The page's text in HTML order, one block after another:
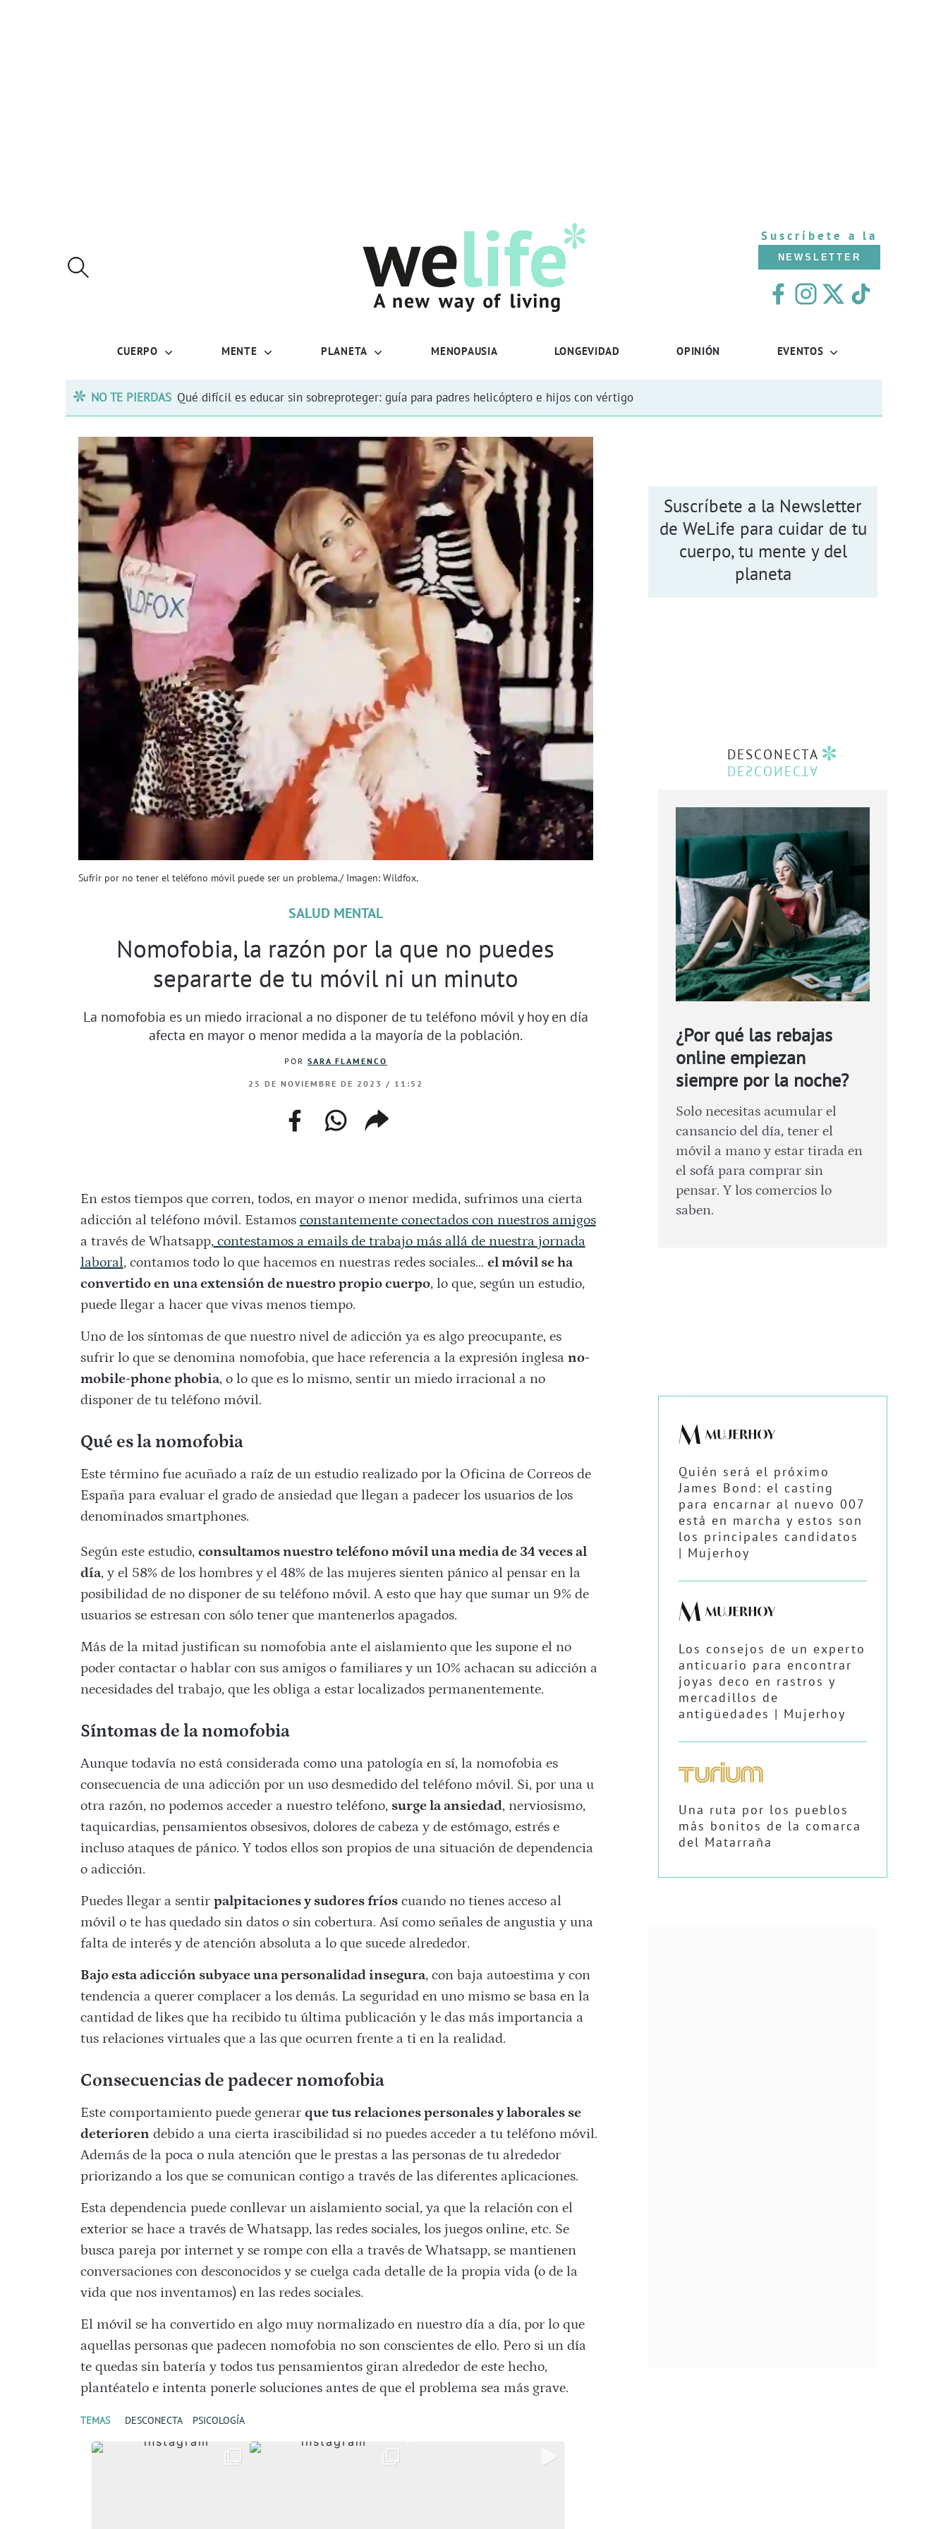
Suscríbete a la
NEWSLETTER
CUERPO MENTE PLANETA MENOPAUSIA LONGEVIDAD OPINIÓN EVENTOS
NO TE PIERDAS Qué difícil es educar sin sobreproteger: guía para padres helicóptero e hijos con vértigo
Sufrir por no tener el teléfono móvil puede ser un problema./ Imagen: Wildfox.
SALUD MENTAL
Nomofobia, la razón por la que no puedes
separarte de tu móvil ni un minuto
La nomofobia es un miedo irracional a no disponer de tu teléfono móvil y hoy en día
afecta en mayor o menor medida a la mayoría de la población.
POR SARA FLAMENCO
25 DE NOVIEMBRE DE 2023 / 11:52
facebookwhatsapp
web
copiar
enlace
En estos tiempos que corren, todos, en mayor o menor medida, sufrimos una cierta
adicción al teléfono móvil. Estamos constantemente conectados con nuestros amigos
a través de Whatsapp,contestamos a emails de trabajo más allá de nuestra jornada
laboral, contamos todo lo que hacemos en nuestras redes sociales… el móvil se ha
convertido en una extensión de nuestro propio cuerpo, lo que, según un estudio,
puede llegar a hacer que vivas menos tiempo.
Uno de los síntomas de que nuestro nivel de adicción ya es algo preocupante, es
sufrir lo que se denomina nomofobia, que hace referencia a la expresión inglesa no-
mobile-phone phobia, o lo que es lo mismo, sentir un miedo irracional a no
disponer de tu teléfono móvil.
Qué es la nomofobia
Este término fue acuñado a raíz de un estudio realizado por la Oficina de Correos de
España para evaluar el grado de ansiedad que llegan a padecer los usuarios de los
denominados smartphones.
Según este estudio, consultamos nuestro teléfono móvil una media de 34 veces al
día, y el 58% de los hombres y el 48% de las mujeres sienten pánico al pensar en la
posibilidad de no disponer de su teléfono móvil. A esto que hay que sumar un 9% de
usuarios se estresan con sólo tener que mantenerlos apagados.
Más de la mitad justifican su nomofobia ante el aislamiento que les supone el no
poder contactar o hablar con sus amigos o familiares y un 10% achacan su adicción a
necesidades del trabajo, que les obliga a estar localizados permanentemente.
Síntomas de la nomofobia
Aunque todavía no está considerada como una patología en sí, la nomofobia es
consecuencia de una adicción por un uso desmedido del teléfono móvil. Si, por una u
otra razón, no podemos acceder a nuestro teléfono, surge la ansiedad, nerviosismo,
taquicardias, pensamientos obsesivos, dolores de cabeza y de estómago, estrés e
incluso ataques de pánico. Y todos ellos son propios de una situación de dependencia
o adicción.
Puedes llegar a sentir palpitaciones y sudores fríoscuando no tienes acceso al
móvil o te has quedado sin datos o sin cobertura. Así como señales de angustia y una
falta de interés y de atención absoluta a lo que sucede alrededor.
Bajo esta adicción subyace una personalidad insegura, con baja autoestima y con
tendencia a querer complacer a los demás. La seguridad en uno mismo se basa en la
cantidad de likes que ha recibido tu última publicación y le das más importancia a
tus relaciones virtuales que a las que ocurren frente a ti en la realidad.
Consecuencias de padecer nomofobia
Este comportamiento puede generar que tus relaciones personales y laborales se
deterioren debido a una cierta irascibilidad si no puedes acceder a tu teléfono móvil.
Además de la poca o nula atención que le prestas a las personas de tu alrededor
priorizando a los que se comunican contigo a través de las diferentes aplicaciones.
Esta dependencia puede conllevar un aislamiento social, ya que la relación con el
exterior se hace a través de Whatsapp, las redes sociales, los juegos online, etc. Se
busca pareja por internet y se rompe con ella a través de Whatsapp, se mantienen
conversaciones con desconocidos y se cuelga cada detalle de la propia vida (o de la
vida que nos inventamos) en las redes sociales.
El móvil se ha convertido en algo muy normalizado en nuestro día a día, por lo que
aquellas personas que padecen nomofobia no son conscientes de ello. Pero si un día
te quedas sin batería y todos tus pensamientos giran alrededor de este hecho,
plantéatelo e intenta ponerle soluciones antes de que el problema sea más grave.
TEMAS DESCONECTA PSICOLOGÍA
Suscríbete a la Newsletter
de WeLife para cuidar de tu
cuerpo, tu mente y del
planeta
DESCONECTA
¿Por qué las rebajas
online empiezan
siempre por la noche?
Solo necesitas acumular el
cansancio del día, tener el
móvil a mano y estar tirada en
el sofá para comprar sin
pensar. Y los comercios lo
saben.
Quién será el próximo
James Bond: el casting
para encarnar al nuevo 007
está en marcha y estos son
los principales candidatos
| Mujerhoy
Los consejos de un experto
anticuario para encontrar
joyas deco en rastros y
mercadillos de
antigüedades | Mujerhoy
Una ruta por los pueblos
más bonitos de la comarca
del Matarraña